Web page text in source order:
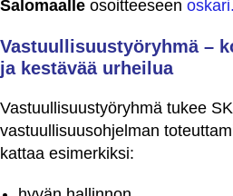
Salomaalle osoitteeseen
Vastuullisuustyöryhmä –
ja kestävää urheilua
Vastuullisuustyöryhmä tukee
vastuullisuusohjelman
kattaa esimerkiksi: